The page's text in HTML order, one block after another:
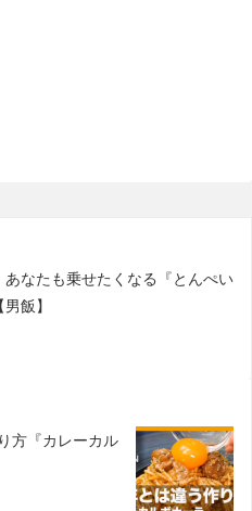
あなたも乗せたくなる『とんぺい
飯】
方『カレーカル